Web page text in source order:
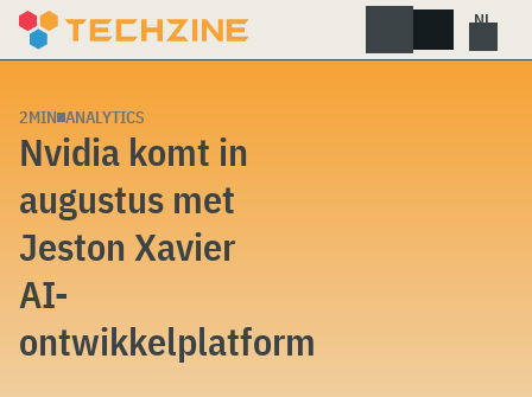
Skip
2MIN ANALYTICS
Nvidia komt in
augustus met
Jeston Xavier
AI-
ontwikkelplatform